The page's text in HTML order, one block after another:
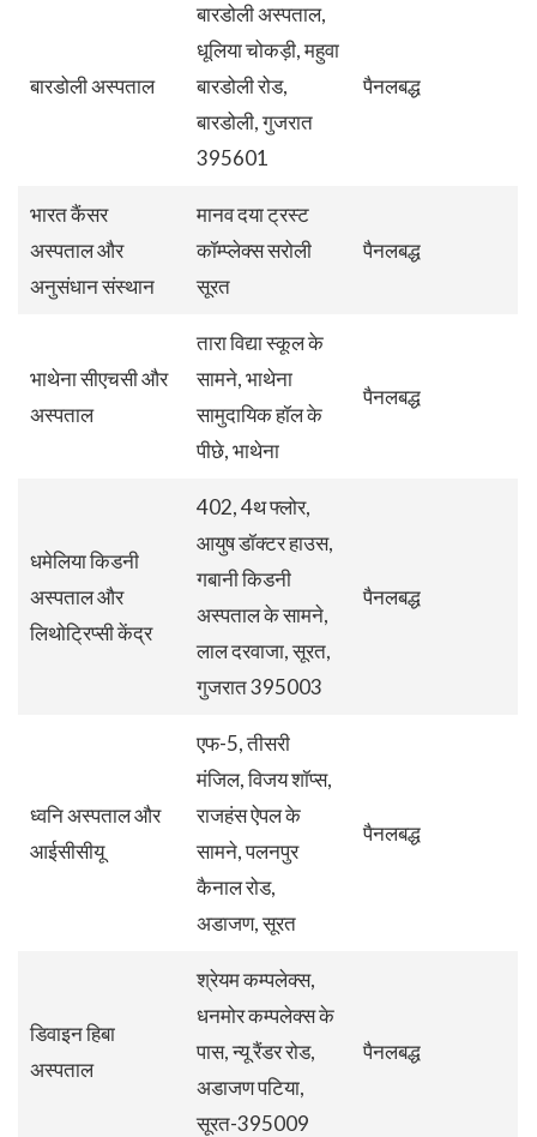
बारडोली अस्पताल
बारडोली अस्पताल,
धूलिया चोकड़ी, महुवा
बारडोली रोड,
बारडोली, गुजरात
395601
पैनलबद्ध
भारत कैंसर
अस्पताल और
अनुसंधान संस्थान
मानव दया ट्रस्ट
कॉम्प्लेक्स सरोली
सूरत
पैनलबद्ध
भाथेना सीएचसी और
अस्पताल
तारा विद्या स्कूल के
सामने, भाथेना
सामुदायिक हॉल के
पीछे, भाथेना
पैनलबद्ध
धमेलिया किडनी
अस्पताल और
लिथोट्रिप्सी केंद्र
402, 4थ फ्लोर,
आयुष डॉक्टर हाउस,
गबानी किडनी
अस्पताल के सामने,
लाल दरवाजा, सूरत,
गुजरात 395003
पैनलबद्ध
ध्वनि अस्पताल और
आईसीसीयू
एफ-5, तीसरी
मंजिल, विजय शॉप्स,
राजहंस ऐपल के
सामने, पलनपुर
कैनाल रोड,
अडाजण, सूरत
पैनलबद्ध
डिवाइन हिबा
अस्पताल
श्रेयम कम्पलेक्स,
धनमोर कम्पलेक्स के
पास, न्यू रैंडर रोड,
अडाजण पटिया,
सूरत-395009
पैनलबद्ध